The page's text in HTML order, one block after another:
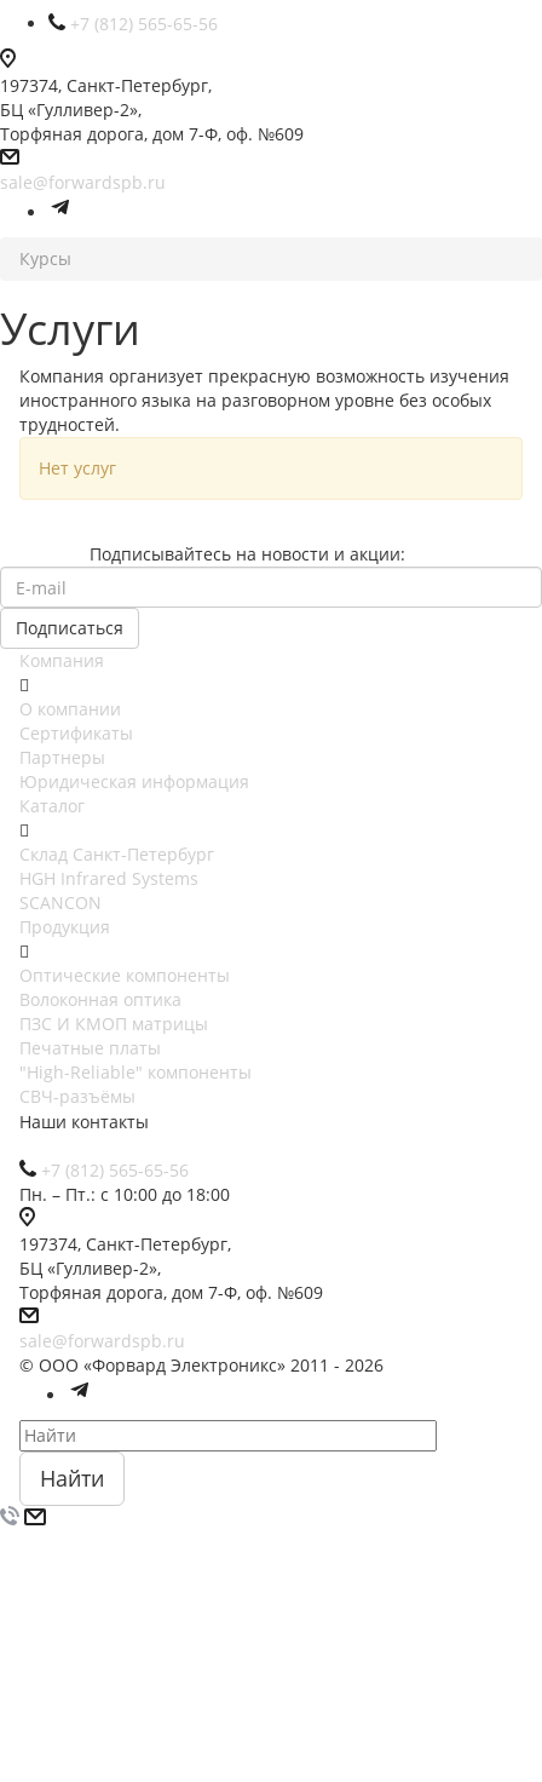
+7 (812) 565-65-56
197374, Санкт-Петербург,
БЦ «Гулливер-2»,
Торфяная дорога, дом 7-Ф, оф. №609
sale@forwardspb.ru
Курсы
Услуги
Компания организует прекрасную возможность изучения
иностранного языка на разговорном уровне без особых
трудностей.
Нет услуг
Подписывайтесь на новости и акции:
Компания
О компании
Сертификаты
Партнеры
Юридическая информация
Каталог
Cклад Санкт-Петербург
HGH Infrared Systems
SCANCON
Продукция
Оптические компоненты
Волоконная оптика
ПЗС И КМОП матрицы
Печатные платы
"High-Reliable" компоненты
СВЧ-разъёмы
Наши контакты
+7 (812) 565-65-56
Пн. – Пт.: с 10:00 до 18:00
197374, Санкт-Петербург,
БЦ «Гулливер-2»,
Торфяная дорога, дом 7-Ф, оф. №609
sale@forwardspb.ru
© ООО «Форвард Электроникс» 2011 - 2026
Найти